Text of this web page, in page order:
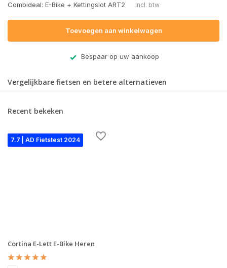
Combideal: E-Bike + Kettingslot ART2 Incl. btw
Toevoegen aan winkelwagen
Bespaar op uw aankoop
Vergelijkbare fietsen en betere alternatieven
Recent bekeken
7.7 | AD Fietstest 2024
Cortina E-Lett E-Bike Heren